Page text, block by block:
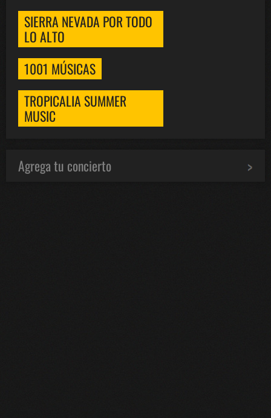
SIERRA NEVADA POR TODO
LO ALTO
1001 MÚSICAS
TROPICALIA SUMMER
MUSIC
Agrega tu concierto